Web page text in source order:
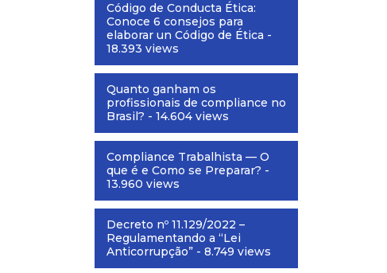
Código de Conducta Ética:
Conoce 6 consejos para
elaborar un Código de Ética -
18.393 views
Quanto ganham os
profissionais de compliance no
Brasil? - 14.604 views
Compliance Trabalhista — O
que é e Como se Preparar? -
13.960 views
Decreto nº 11.129/2022 –
Regulamentando a “Lei
Anticorrupção” - 8.749 views